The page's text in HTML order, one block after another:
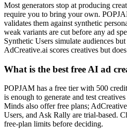
Most generators stop at producing
require you to bring your own.
validates them against synthetic
weak variants are cut before any ad
Synthetic Users simulate audiences
AdCreative.ai scores creatives but
What is the best free AI ad
POPJAM has a free tier with 500
is enough to generate and test
Minds also offer free plans;
Users, and Ask Rally are trial-based.
free-plan limits before deciding.